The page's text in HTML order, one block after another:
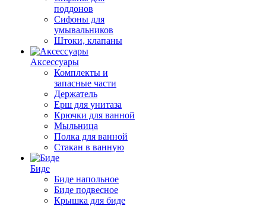
поддонов
Сифоны для
умывальников
Штоки, клапаны
Аксессуары
Комплекты и
запасные части
Держатель
Ерш для унитаза
Крючки для ванной
Мыльница
Полка для ванной
Стакан в ванную
Биде
Биде напольное
Биде подвесное
Крышка для биде